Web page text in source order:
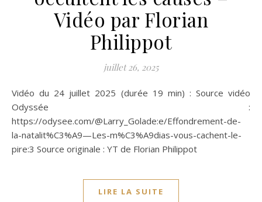
Vidéo par Florian
Philippot
juillet 26, 2025
Vidéo du 24 juillet 2025 (durée 19 min) : Source vidéo
Odyssée :
https://odysee.com/@Larry_Golade:e/Effondrement-de-
la-natalit%C3%A9—Les-m%C3%A9dias-vous-cachent-le-
pire:3 Source originale : YT de Florian Philippot
LIRE LA SUITE